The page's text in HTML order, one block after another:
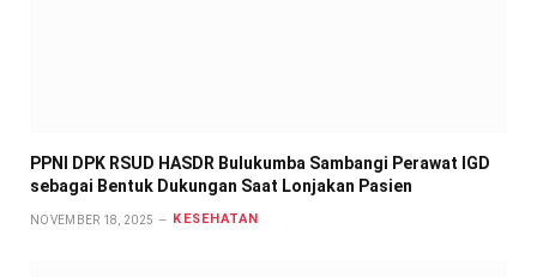
PPNI DPK RSUD HASDR Bulukumba Sambangi Perawat IGD
sebagai Bentuk Dukungan Saat Lonjakan Pasien
NOVEMBER 18, 2025 KESEHATAN